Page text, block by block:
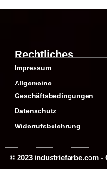
Rechtliches
Impressum
Allgemeine
Geschäftsbedingungen
Datenschutz
Widerrufsbelehrung
© 2023 industriefarbe.com -